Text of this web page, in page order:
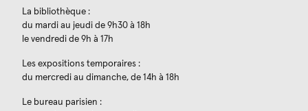
La bibliothèque :
du mardi au jeudi de 9h30 à 18h
le vendredi de 9h à 17h
Les expositions temporaires :
du mercredi au dimanche, de 14h à 18h
Le bureau parisien :